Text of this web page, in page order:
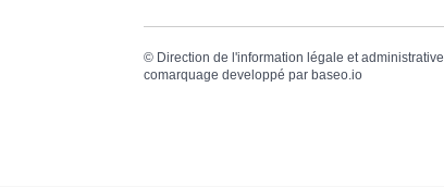
© Direction de l'information légale et administrative
comarquage developpé par baseo.io